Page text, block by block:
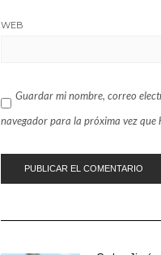
WEB
Guardar mi nombre, correo
navegador para la próxima vez que